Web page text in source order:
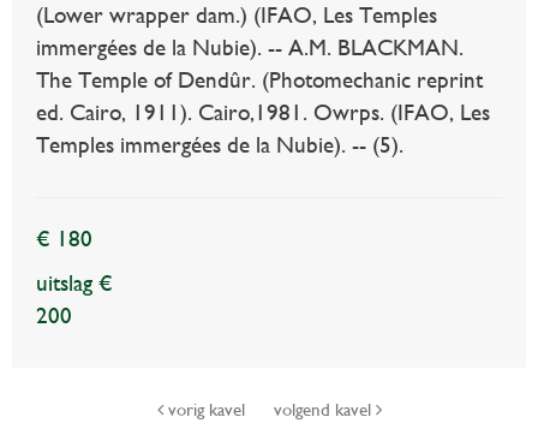
(Lower wrapper dam.) (IFAO, Les Temples
immergées de la Nubie). -- A.M. BLACKMAN.
The Temple of Dendûr. (Photomechanic reprint
ed. Cairo, 1911). Cairo,1981. Owrps. (IFAO, Les
Temples immergées de la Nubie). -- (5).
€ 180
uitslag €
200
vorig kavel volgend kavel